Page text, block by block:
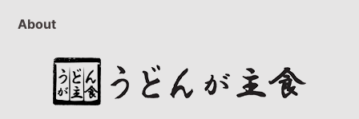
About